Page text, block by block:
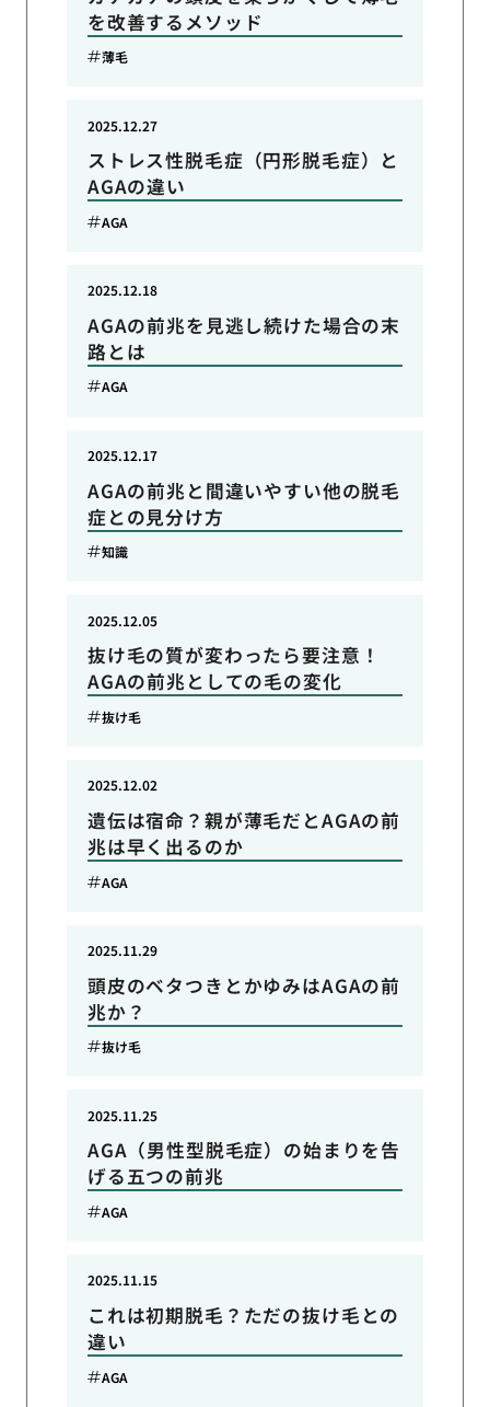
を改善するメソッド
薄毛
ストレス性脱毛症（円形脱毛症）と
AGAの違い
2025.12.27
AGA
AGAの前兆を見逃し続けた場合の末
路とは
2025.12.18
AGA
AGAの前兆と間違いやすい他の脱毛
症との見分け方
2025.12.17
知識
抜け毛の質が変わったら要注意！
AGAの前兆としての毛の変化
2025.12.05
抜け毛
遺伝は宿命？親が薄毛だとAGAの前
兆は早く出るのか
2025.12.02
AGA
頭皮のベタつきとかゆみはAGAの前
兆か？
2025.11.29
抜け毛
AGA（男性型脱毛症）の始まりを告
げる五つの前兆
2025.11.25
AGA
これは初期脱毛？ただの抜け毛との
違い
2025.11.15
AGA